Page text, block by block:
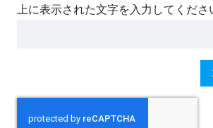
上に表示された文字を入力してくださ